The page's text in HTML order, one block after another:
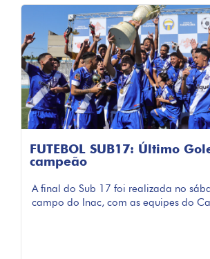
FUTEBOL SUB17: Último
campeão
A final do Sub 17 foi realizada no
campo do Inac, com as equipes do